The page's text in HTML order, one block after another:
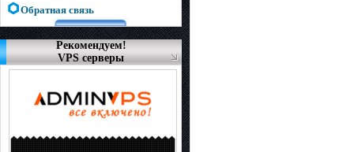
Обратная связь
Рекомендуем!
VPS серверы